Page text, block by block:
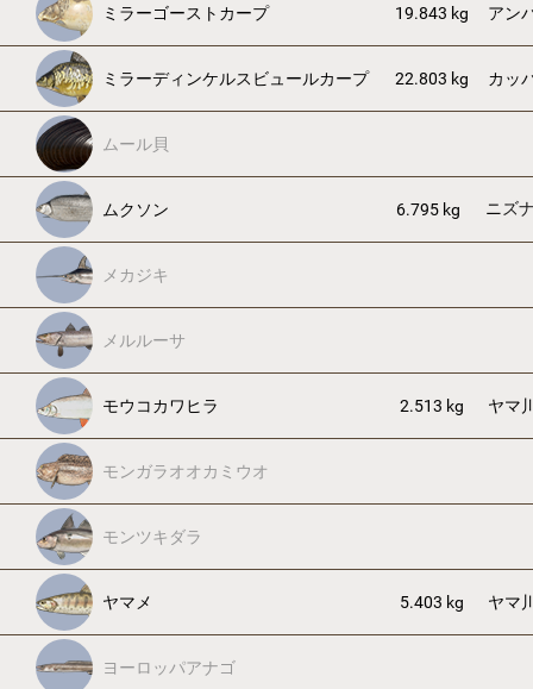
ミラーゴーストカープ 19.843 kg アン
ミラーディンケルスビュールカープ 22.803 kg カッ
ムール貝
ムクソン 6.795 kg ニズ
メカジキ
メルルーサ
モウコカワヒラ 2.513 kg ヤマ
モンガラオオカミウオ
モンツキダラ
ヤマメ 5.403 kg ヤマ
ヨーロッパアナゴ